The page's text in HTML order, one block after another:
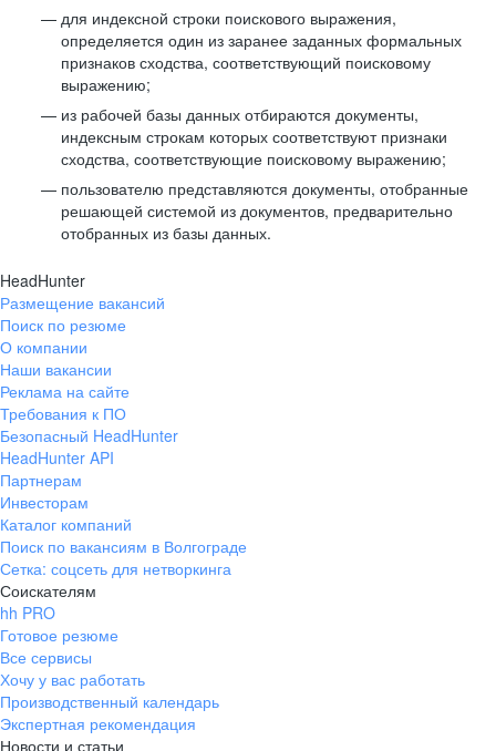
для индексной строки поискового выражения,
определяется один из заранее заданных формальных
признаков сходства, соответствующий поисковому
выражению;
из рабочей базы данных отбираются документы,
индексным строкам которых соответствуют признаки
сходства, соответствующие поисковому выражению;
пользователю представляются документы, отобранные
решающей системой из документов, предварительно
отобранных из базы данных.
HeadHunter
Размещение вакансий
Поиск по резюме
О компании
Наши вакансии
Реклама на сайте
Требования к ПО
Безопасный HeadHunter
HeadHunter API
Партнерам
Инвесторам
Каталог компаний
Поиск по вакансиям в Волгограде
Сетка: соцсеть для нетворкинга
Соискателям
hh PRO
Готовое резюме
Все сервисы
Хочу у вас работать
Производственный календарь
Экспертная рекомендация
Новости и статьи